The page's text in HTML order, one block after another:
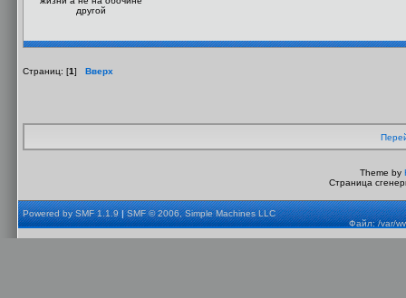
другой
Страниц: [1] Вверх
Theme by
Страница
Powered by SMF 1.1.9|SMF © 2006, Simple Machines LLC
Файл: /var/